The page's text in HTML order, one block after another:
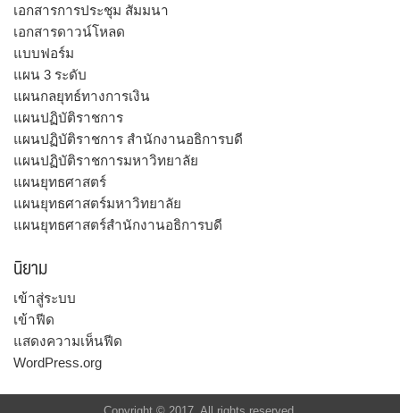
เอกสารการประชุม สัมมนา
เอกสารดาวน์โหลด
แบบฟอร์ม
แผน 3 ระดับ
แผนกลยุทธ์ทางการเงิน
แผนปฏิบัติราชการ
แผนปฏิบัติราชการ สำนักงานอธิการบดี
แผนปฏิบัติราชการมหาวิทยาลัย
แผนยุทธศาสตร์
แผนยุทธศาสตร์มหาวิทยาลัย
แผนยุทธศาสตร์สำนักงานอธิการบดี
นิยาม
เข้าสู่ระบบ
เข้าฟีด
แสดงความเห็นฟีด
WordPress.org